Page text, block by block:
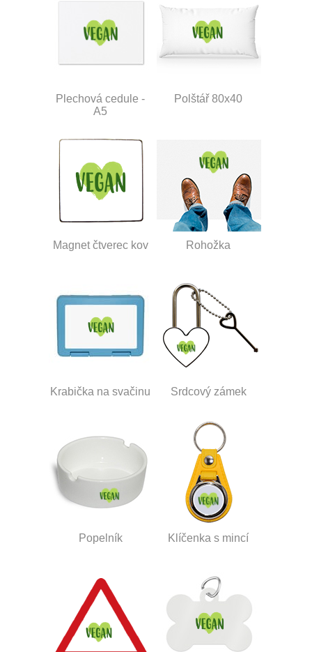
Plechová cedule -
A5
Polštář 80x40
Magnet čtverec kov Rohožka
Krabička na svačinu Srdcový zámek
Popelník Klíčenka s mincí